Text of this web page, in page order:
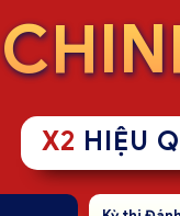
X2 HIỆU